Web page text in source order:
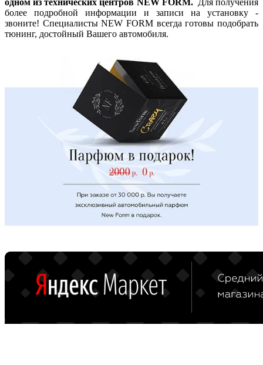
более подробной информации и записи на установку -
звоните! Специалисты NEW FORM всегда готовы подобрать
тюнинг, достойный Вашего автомобиля.